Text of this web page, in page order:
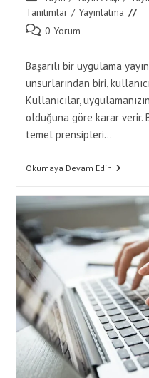
category:
Tanıtımlar / Yayınlatma
Post 0 Yorum
Başarılı bir uygulama
unsurlarından biri,
Kullanıcılar,
olduğuna göre karar verir.
temel prensipleri…
Okumaya Devam EdinBaşarılı
Uygulama
Için
Kullanıcı
(UX)
İpuçları